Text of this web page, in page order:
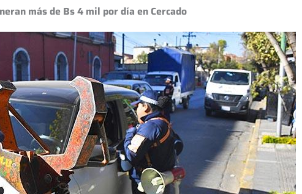
más de Bs 4 mil por día en Cercado